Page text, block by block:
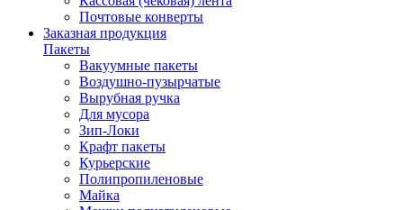
Почтовые конверты
Заказная продукция
Пакеты
Вакуумные пакеты
Воздушно-пузырчатые
Вырубная ручка
Для мусора
Зип-Локи
Крафт пакеты
Курьерские
Полипропиленовые
Майка